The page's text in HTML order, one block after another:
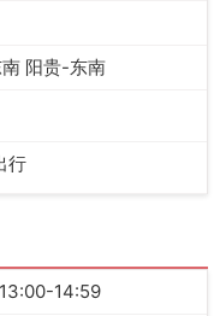
阳贵-东南
行
14:59